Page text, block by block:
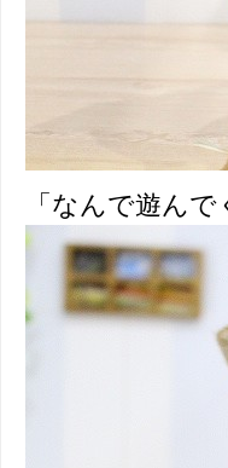
「なんで遊ん